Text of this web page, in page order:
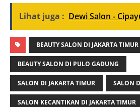
Lihat juga : Dewi Salon -
BEAUTY SALON DI JAKARTA TIMUR
BEAUTY SALON DI PULO GADUNG
SALON DI JAKARTA TIMUR SALON
SALON KECANTIKAN DI JAKARTA TIMUR